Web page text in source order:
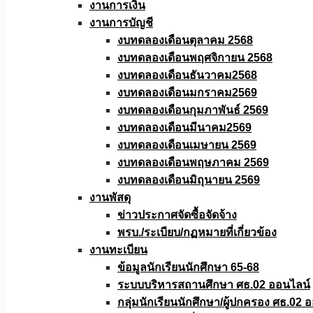
งานการเงิน
งานการบัญชี
งบทดลองเดือนตุลาคม 2568
งบทดลองเดือนพฤศจิกายน 2568
งบทดลองเดือนธันวาคม2568
งบทดลองเดือนมกราคม2569
งบทดลองเดือนกุมภาพันธ์ 2569
งบทดลองเดือนมีนาคม2569
งบทดลองเดือนเมษายน 2569
งบทดลองเดือนพฤษภาคม 2569
งบทดลองเดือนมิถุนายน 2569
งานพัสดุ
ข่าวประกาศจัดซื้อจัดจ้าง
พรบ./ระเบียบ/กฏหมายที่เกี่ยวข้อง
งานทะเบียน
ข้อมูลนักเรียนนักศึกษา 65-68
ระบบบริหารสถานศึกษา ศธ.02 ออนไลน์
กลุ่มนักเรียนนักศึกษา/ผู้ปกครอง ศธ.02